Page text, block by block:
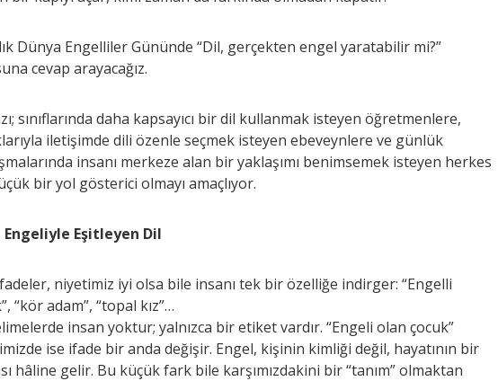
Dünya Engelliler Gününde “Dil, gerçekten engel yaratabilir mi?”
cevap arayacağız.
sınıflarında daha kapsayıcı bir dil kullanmak isteyen öğretmenlere,
iletişimde dili özenle seçmek isteyen ebeveynlere ve günlük
insanı merkeze alan bir yaklaşımı benimsemek isteyen herkes
bir yol gösterici olmayı amaçlıyor.
Engeliyle Eşitleyen Dil
niyetimiz iyi olsa bile insanı tek bir özelliğe indirger: “Engelli
“kör adam”, “topal kız”…
insan yoktur; yalnızca bir etiket vardır. “Engeli olan çocuk”
ise ifade bir anda değişir. Engel, kişinin kimliği değil, hayatının bir
hâline gelir. Bu küçük fark bile karşımızdakini bir “tanım” olmaktan